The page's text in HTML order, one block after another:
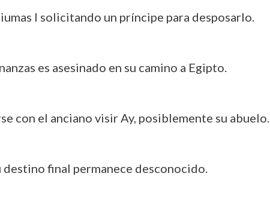
I solicitando un príncipe para desposarlo.
es asesinado en su camino a Egipto.
con el anciano visir Ay, posiblemente su abuelo.
destino final permanece desconocido.